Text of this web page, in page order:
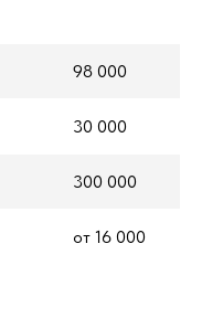
98 000
30 000
300 000
от 16 000